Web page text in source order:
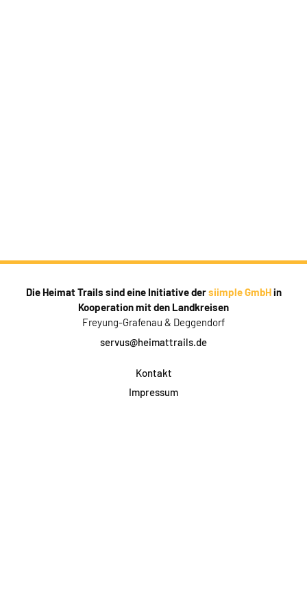
Die Heimat Trails sind eine Initiative dersiimple GmbHin
Kooperation mit den Landkreisen
Freyung-Grafenau & Deggendorf
servus@heimattrails.de
Kontakt
Impressum